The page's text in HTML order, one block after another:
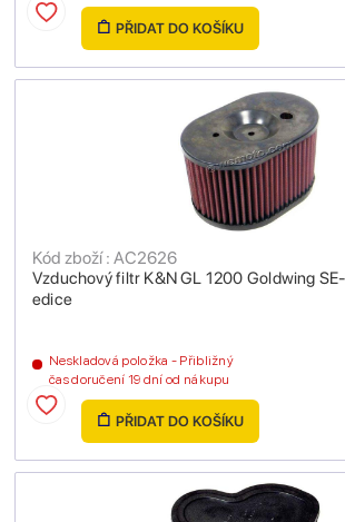
PŘIDAT DO KOŠÍKU
Vzduchový filtr K&N GL 1200 Goldwing
edice
Kód zboží : AC2626
Neskladová položka - Přibližný
čas doručení 19 dní od nákupu
PŘIDAT DO KOŠÍKU